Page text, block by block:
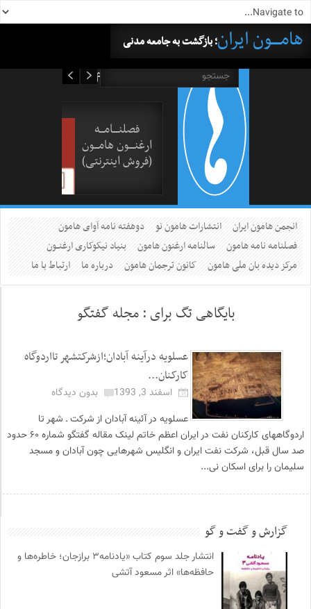
هامــــون ایران؛ بازگشت به جامعه مدنی
فصلنــــامـــه
ارغنــــون هامـــون
(فروش اینترنتی)
انجمن هامون ایران انتشارات هامون نو
دوهفته نامه آوای هامون
فصلنامه نامه هامون
سالنامه ارغنون هامون
بنیاد نیکوکاری ارغنــون
مرکز دیده بان ملی هامون
کانون ترجمان هامون درباره ما ارتباط با ما
بایگاهی تگ برای : مجله گفتگو
عسلویه درآینه آبادان؛ازشرکتشهر تااردوگاه‏
کارکنان...
اسفند 3, 1393
بدون دیدگاه
عسلویه در آئینه آبادان از شرکت ـ شهر تا
اردوگاه‏های کارکنان نفت در ایران اعظم خاتم لینک مقاله گفتگو شماره ۶۰ حدود
صد سال قبل، شرکت نفت ایران و انگلیس شهرهایی چون آبادان و مسجد
سلیمان را برای اسکان نی...
گزارش و گفت و گو
انتشار جلد سوم کتاب «یادنامه۳ برازجان؛ خاطره‌ها و
حافظه‌ها» اثر مسعود آتشی